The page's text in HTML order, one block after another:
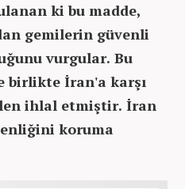
ki bu madde,
gemilerin güvenli
vurgular. Bu
birlikte İran'a karşı
ihlal etmiştir. İran
koruma